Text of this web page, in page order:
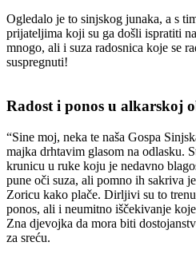
Ogledalo je to sinjskog junaka, a s
prijateljima koji su ga došli ispratiti
mnogo, ali i suza radosnica koje se
suspregnuti!
Radost i ponos u alkarskoj
“Sine moj, neka te naša Gospa
majka drhtavim glasom na odlasku.
krunicu u ruke koju je nedavno
pune oči suza, ali pomno ih sakriva
Zoricu kako plače. Dirljivi su to
ponos, ali i neumitno iščekivanje
Zna djevojka da mora biti
za sreću.